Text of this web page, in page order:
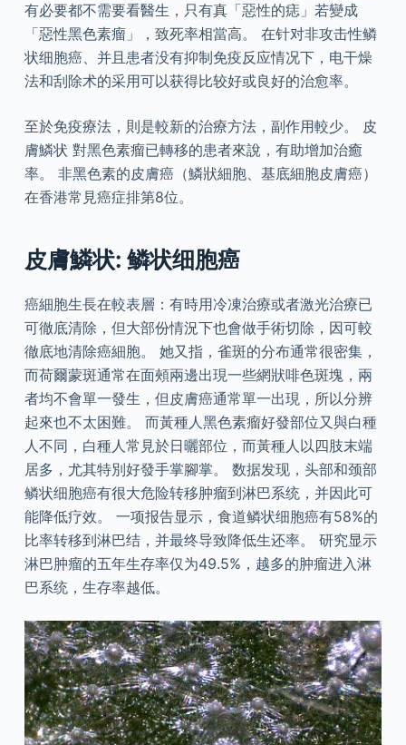
有必要都不需要看醫生，只有真「惡性的痣」若變成
「惡性黑色素瘤」，致死率相當高。 在针对非攻击性鳞
状细胞癌、并且患者没有抑制免疫反应情况下，电干燥
法和刮除术的采用可以获得比较好或良好的治愈率。
至於免疫療法，則是較新的治療方法，副作用較少。 皮
膚鱗状 對黑色素瘤已轉移的患者來說，有助增加治癒
率。 非黑色素的皮膚癌（鱗狀細胞、基底細胞皮膚癌）
在香港常見癌症排第8位。
皮膚鱗状: 鳞状细胞癌
癌細胞生長在較表層：有時用冷凍治療或者激光治療已
可徹底清除，但大部份情況下也會做手術切除，因可較
徹底地清除癌細胞。 她又指，雀斑的分布通常很密集，
而荷爾蒙斑通常在面頰兩邊出現一些網狀啡色斑塊，兩
者均不會單一發生，但皮膚癌通常單一出現，所以分辨
起來也不太困難。 而黃種人黑色素瘤好發部位又與白種
人不同，白種人常見於日曬部位，而黃種人以四肢末端
居多，尤其特別好發手掌腳掌。 数据发现，头部和颈部
鳞状细胞癌有很大危险转移肿瘤到淋巴系统，并因此可
能降低疗效。 一项报告显示，食道鳞状细胞癌有58%的
比率转移到淋巴结，并最终导致降低生还率。 研究显示
淋巴肿瘤的五年生存率仅为49.5%，越多的肿瘤进入淋
巴系统，生存率越低。